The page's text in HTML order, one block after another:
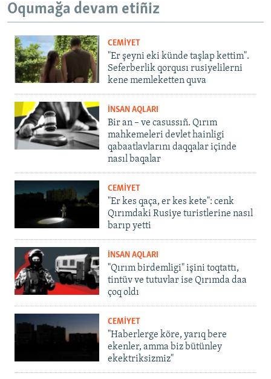
Oqumağa devam etiñiz
CEMİYET
"Er şeyni eki künde taşlap kettim".
Seferberlik qorqusı rusiyelilerni
kene memleketten quva
İNSAN AQLARI
Bir an – ve casussıñ. Qırım
mahkemeleri devlet hainligi
qabaatlavlarını daqqalar içinde
nasıl baqalar
CEMİYET
"Er kes qaça, er kes kete": cenk
Qırımdaki Rusiye turistlerine nasıl
barıp yetti
İNSAN AQLARI
"Qırım birdemligi" işini toqtattı,
tintüv ve tutuvlar ise Qırımda daa
çoq oldı
CEMİYET
"Haberlerge köre, yarıq bere
ekenler, amma biz bütünley
ekektriksizmiz"